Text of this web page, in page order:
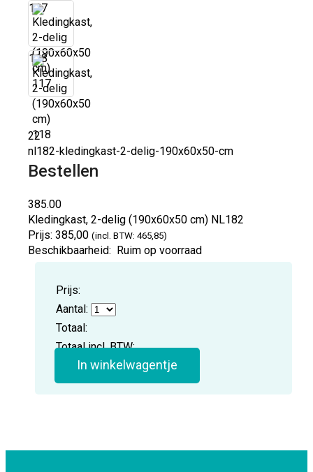
117
118
22
nl182-kledingkast-2-delig-190x60x50-cm
Bestellen
385.00
Kledingkast, 2-delig (190x60x50 cm) NL182
Prijs: 385,00 (incl. BTW: 465,85)
Beschikbaarheid: Ruim op voorraad
Prijs:
Aantal:
Totaal:
Totaal incl. BTW:
In winkelwagentje